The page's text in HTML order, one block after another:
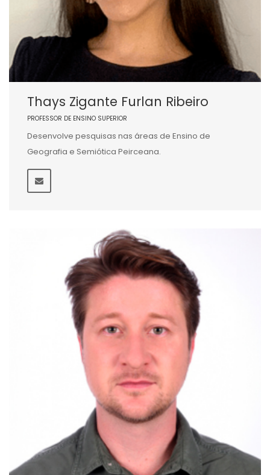
Thays Zigante Furlan Ribeiro
PROFESSOR DE ENSINO SUPERIOR
Desenvolve pesquisas nas áreas de Ensino de
Geografia e Semiótica Peirceana.